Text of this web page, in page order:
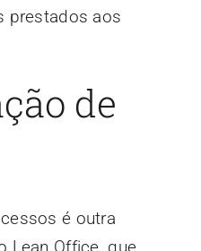
prestados aos
de
é outra